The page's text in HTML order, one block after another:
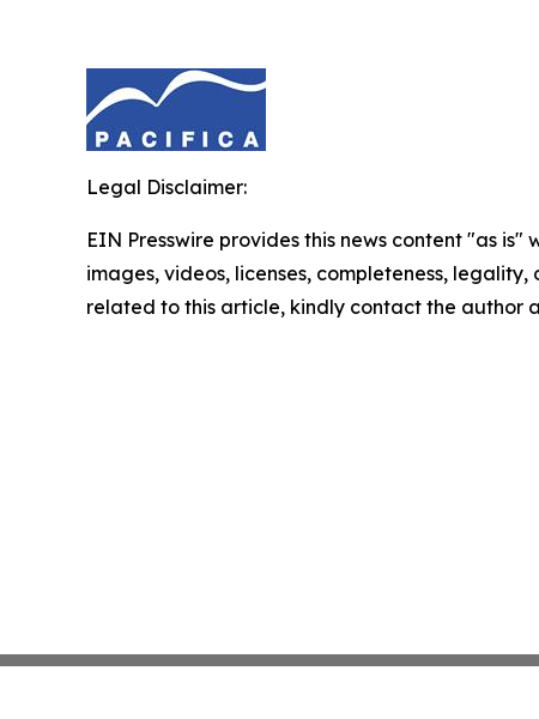
Legal Disclaimer:
EIN Presswire provides this news content "as
images, videos, licenses, completeness,
related to this article, kindly contact the author